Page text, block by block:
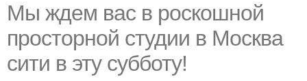
Мы ждем вас в роскошной
просторной студии в Москва
сити в эту субботу!